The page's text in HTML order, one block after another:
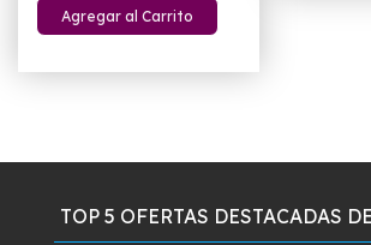
originalactual
Agregar al Carrito
TOP 5 OFERTAS DESTACADAS